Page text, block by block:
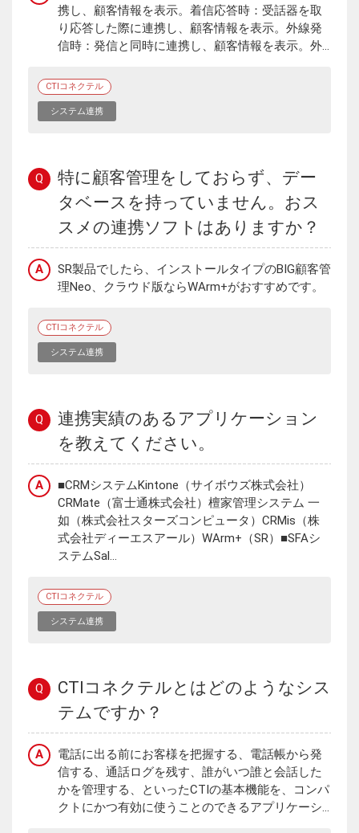
携し、顧客情報を表示。着信応答時：受話器を取
り応答した際に連携し、顧客情報を表示。外線発
信時：発信と同時に連携し、顧客情報を表示。外...
CTIコネクテル
システム連携
Q
特に顧客管理をしておらず、デー
タベースを持っていません。おス
スメの連携ソフトはありますか？
A
SR製品でしたら、インストールタイプのBIG顧客管
理Neo、クラウド版ならWArm+がおすすめです。
CTIコネクテル
システム連携
Q
連携実績のあるアプリケーション
を教えてください。
A
■CRMシステムKintone（サイボウズ株式会社）
CRMate（富士通株式会社）檀家管理システム 一
如（株式会社スターズコンピュータ）CRMis（株
式会社ディーエスアール）WArm+（SR）■SFAシ
ステムSal...
CTIコネクテル
システム連携
Q
CTIコネクテルとはどのようなシス
テムですか？
A
電話に出る前にお客様を把握する、電話帳から発
信する、通話ログを残す、誰がいつ誰と会話した
かを管理する、といったCTIの基本機能を、コンパ
クトにかつ有効に使うことのできるアプリケーシ...